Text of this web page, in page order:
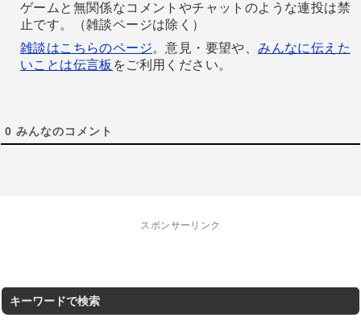
ゲームと無関係なコメントやチャットのような連投は禁
止です。（雑談ページは除く）
雑談はこちらのページ。意見・要望や、みんなに伝えた
いことは伝言板 をご利用ください。
0 みんなのコメント
スポンサーリンク
キーワードで検索